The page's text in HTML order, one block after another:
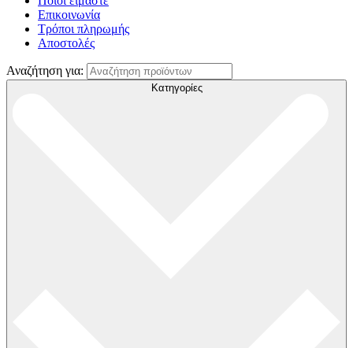
Επικοινωνία
Τρόποι πληρωμής
Αποστολές
Αναζήτηση για:
Κατηγορίες